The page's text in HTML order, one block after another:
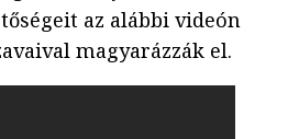
az alábbi videón
magyarázzák el.